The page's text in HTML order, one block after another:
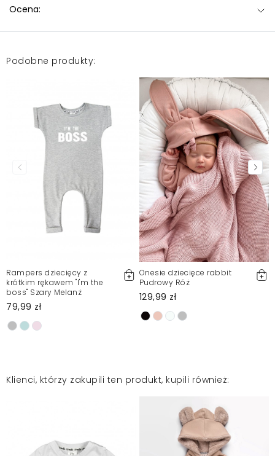
Ocena:
Podobne produkty:
Rampers dziecięcy z
krótkim rękawem "I'm the
boss" Szary Melanż
79,99 zł
Onesie dziecięce rabbit
Pudrowy Róż
129,99 zł
Klienci, którzy zakupili ten produkt, kupili również: